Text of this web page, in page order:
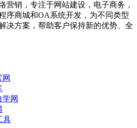
营销，专注于网站建设，电子商务，
序商城和OA系统开发，为不同类型
决方案，帮助客户保持新的优势、全
网
具